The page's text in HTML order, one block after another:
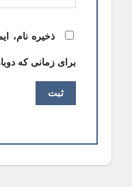
ذخیره نام،
برای زمانی که